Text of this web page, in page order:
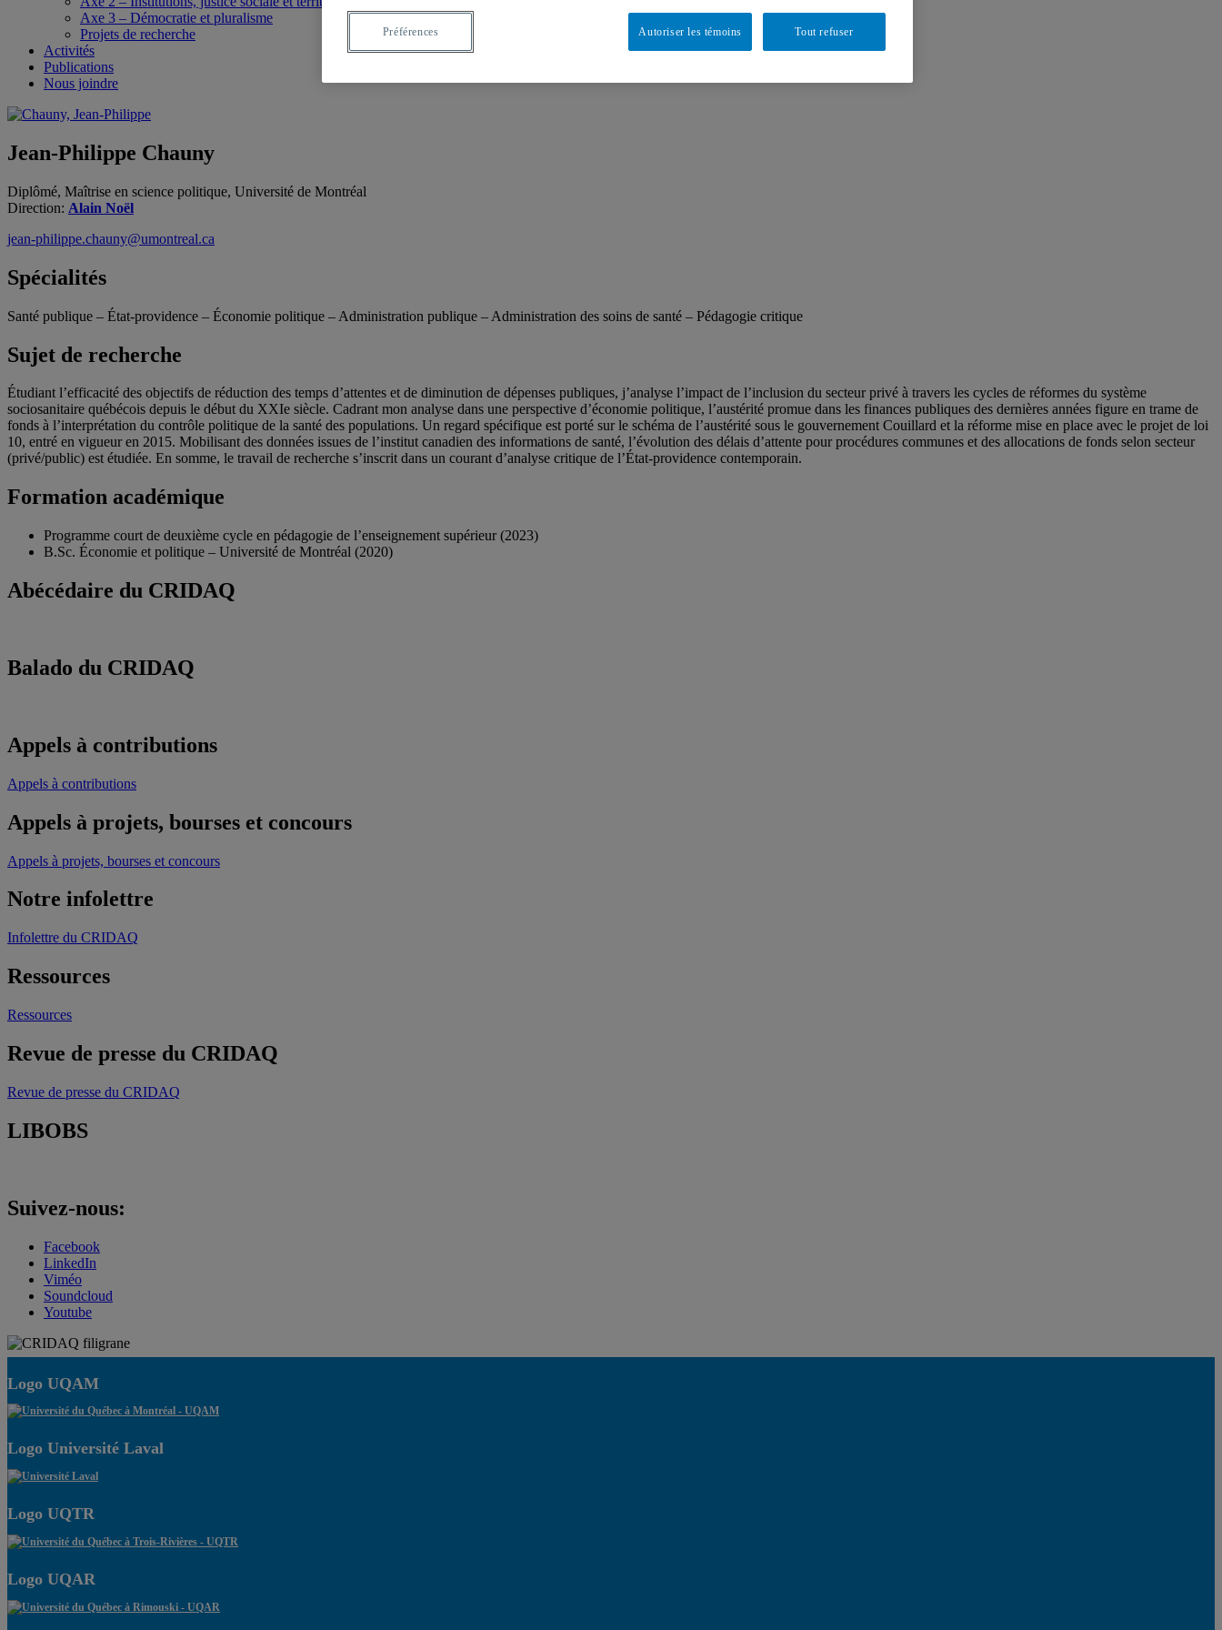
Axe 3 – Démocratie et pluralisme
Projets de recherche
Activités
Publications
Nous joindre
Jean-Philippe Chauny
Diplômé, Maîtrise en science politique, Université de Montréal
Direction: Alain Noël
jean-philippe.chauny@umontreal.ca
Spécialités
Santé publique – État-providence – Économie politique – Administration publique – Administration des soins de santé – Pédagogie critique
Sujet de recherche
Étudiant l’efficacité des objectifs de réduction des temps d’attentes et de diminution de dépenses publiques, j’analyse l’impact de l’inclusion du secteur privé à travers les cycles de réformes du système
sociosanitaire québécois depuis le début du XXIe siècle. Cadrant mon analyse dans une perspective d’économie politique, l’austérité promue dans les finances publiques des dernières années figure en trame de
fonds à l’interprétation du contrôle politique de la santé des populations. Un regard spécifique est porté sur le schéma de l’austérité sous le gouvernement Couillard et la réforme mise en place avec le projet de loi
10, entré en vigueur en 2015. Mobilisant des données issues de l’institut canadien des informations de santé, l’évolution des délais d’attente pour procédures communes et des allocations de fonds selon secteur
(privé/public) est étudiée. En somme, le travail de recherche s’inscrit dans un courant d’analyse critique de l’État-providence contemporain.
Formation académique
Programme court de deuxième cycle en pédagogie de l’enseignement supérieur (2023)
B.Sc. Économie et politique – Université de Montréal (2020)
Abécédaire du CRIDAQ
Balado du CRIDAQ
Appels à contributions
Appels à contributions
Appels à projets, bourses et concours
Appels à projets, bourses et concours
Notre infolettre
Infolettre du CRIDAQ
Ressources
Ressources
Revue de presse du CRIDAQ
Revue de presse du CRIDAQ
LIBOBS
Suivez-nous:
Facebook
LinkedIn
Viméo
Soundcloud
Youtube
Logo UQAM
Logo Université Laval
Logo UQTR
Logo UQAR
Tout refuser
Autoriser les témoins
Préférences